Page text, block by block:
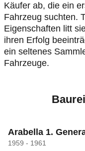
Käufer ab, die ein
Fahrzeug suchten.
Eigenschaften litt
ihren Erfolg
ein seltenes
Fahrzeuge.
Arabella 1.
1959 - 1961